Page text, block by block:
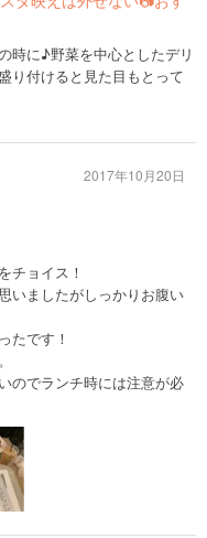
時に♪野菜を中心としたデリ
り付けると見た目もとって
チョイス！
いましたがしっかりお腹い
たです！
のでランチ時には注意が必
2017年10月20日